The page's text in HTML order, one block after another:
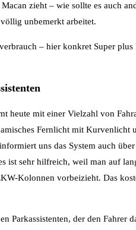
zieht – wie sollte es auch
unbemerkt arbeitet.
– hier konkret Super
heute mit einer Vielzahl von
Fernlicht mit
uns das System auch
ist sehr hilfreich, weil man auf
Kolonnen vorbeizieht. Das
Parkassistenten, der den